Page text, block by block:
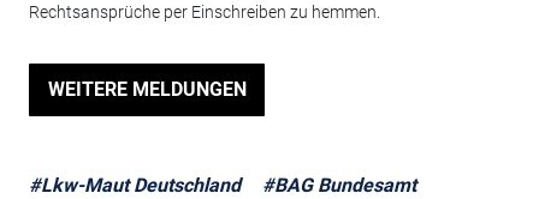
Rechtsansprüche per Einschreiben zu hemmen.
WEITERE MELDUNGEN
#Lkw-Maut Deutschland #BAG Bundesamt